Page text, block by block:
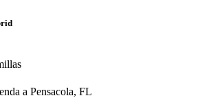
a Pensacola, FL